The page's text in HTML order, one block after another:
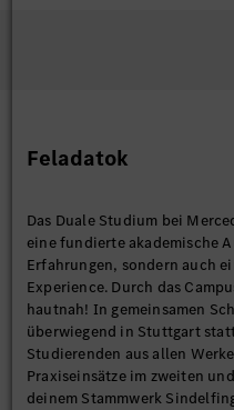
Feladatok
Das Duale Studium bei
eine fundierte akademische
Erfahrungen, sondern auch
Experience. Durch das
hautnah! In gemeinsamen
überwiegend in Stuttgart
Studierenden aus allen
Praxiseinsätze im zweiten
deinem Stammwerk